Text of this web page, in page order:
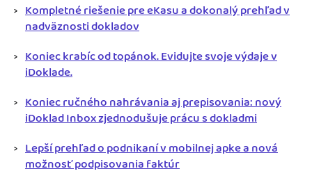
Kompletné riešenie pre eKasu a dokonalý prehľad v
nadväznosti dokladov
Koniec krabíc od topánok. Evidujte svoje výdaje v
iDoklade.
Koniec ručného nahrávania aj prepisovania: nový
iDoklad Inbox zjednodušuje prácu s dokladmi
Lepší prehľad o podnikaní v mobilnej apke a nová
možnosť podpisovania faktúr